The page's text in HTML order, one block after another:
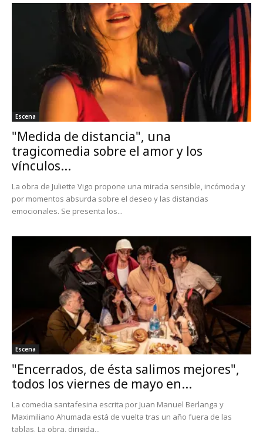
Escena
"Medida de distancia", una
tragicomedia sobre el amor y los
vínculos...
La obra de Juliette Vigo propone una mirada sensible, incómoda y
por momentos absurda sobre el deseo y las distancias
emocionales. Se presenta los...
Escena
"Encerrados, de ésta salimos mejores",
todos los viernes de mayo en...
La comedia santafesina escrita por Juan Manuel Berlanga y
Maximiliano Ahumada está de vuelta tras un año fuera de las
tablas. La obra, dirigida...